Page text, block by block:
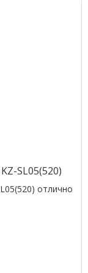
SL05(520)
отлично